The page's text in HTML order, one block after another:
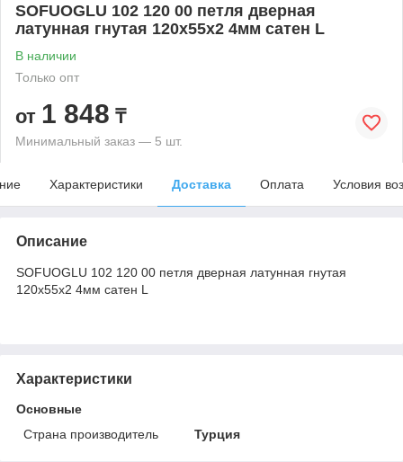
SOFUOGLU 102 120 00 петля дверная
латунная гнутая 120х55х2 4мм сатен L
В наличии
Только опт
от 1 848 ₸
Минимальный заказ — 5 шт.
Характеристики Доставка Оплата Условия
Описание
SOFUOGLU 102 120 00 петля дверная латунная гнутая
120х55х2 4мм сатен L
Характеристики
Основные
Страна производитель
Турция